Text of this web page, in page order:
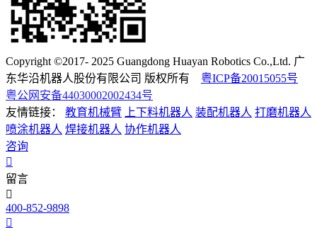
Copyright ©2017- 2025 Guangdong Huayan Robotics Co.,Ltd. 广
东华沿机器人股份有限公司 版权所有 粤ICP备20015055号
粤公网安备44030002002434号
友情链接：
教育机械臂 上下料机器人 装配机器人 打磨机器人
喷涂机器人 焊接机器人 协作机器人
咨询
留言
400-852-9898